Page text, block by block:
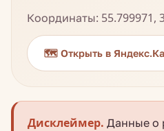
Координаты: 55.799971,
🗺️ Открыть в
Дисклеймер. Данные о